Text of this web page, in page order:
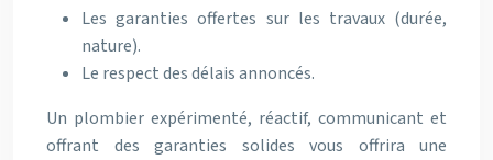
Les garanties offertes sur les travaux (durée,
nature).
Le respect des délais annoncés.
Un plombier expérimenté, réactif, communicant et
offrant des garanties solides vous offrira une